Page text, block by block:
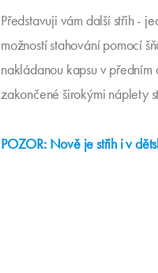
Představuji vám další střih -
možností stahování pomocí
nakládanou kapsu v
zakončené širokými náplety
POZOR: Nově je střih i v